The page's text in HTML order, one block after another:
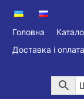
Головна
Доставка і оплата